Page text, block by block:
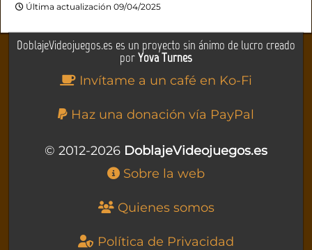
Última actualización 09/04/2025
DoblajeVideojuegos.es es un proyecto sin ánimo de lucro creado
porYova Turnes
Invítame a un café en Ko-Fi
Haz una donación vía PayPal
© 2012-2026 DoblajeVideojuegos.es
Sobre la web
Quienes somos
Política de Privacidad